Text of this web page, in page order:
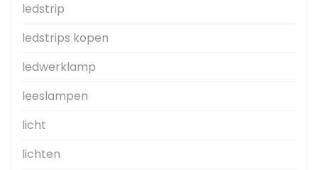
ledstrip
ledstrips kopen
ledwerklamp
leeslampen
licht
lichten